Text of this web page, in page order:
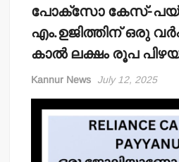
പോക്‌സോ കേസ്-
എം.ഉജിത്തിന് ഒരു
കാല്‍ ലക്ഷം രൂപ
Kannur News July 12, 2025